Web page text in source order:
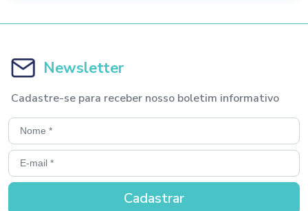
Newsletter
Cadastre-se para receber nosso boletim informativo